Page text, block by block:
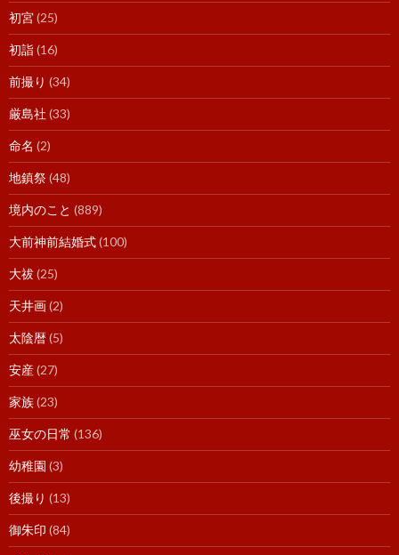
初宮(25)
初詣(16)
前撮り (34)
厳島社 (33)
命名 (2)
地鎮祭(48)
境内のこと (889)
大前神前結婚式(100)
大祓(25)
天井画(2)
太陰暦(5)
安産(27)
家族(23)
巫女の日常 (136)
幼稚園 (3)
後撮り (13)
御朱印 (84)